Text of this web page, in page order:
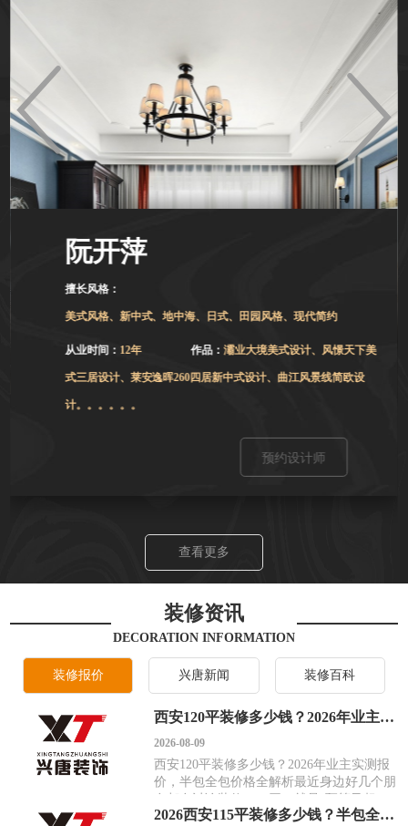
樊伟
擅长风格：
现代简约、美式风格、田园风格、日
阮开萍
擅长风格：
美式风格、新中式、地中海、日式、田园风格、现代简约
从业时间： 12年 作品：灞业大境美式设计、风憬天下美
式三居设计、莱安逸晖260四居新中式设计、曲江风景线简欧设
计。。。。。。
预约设计师
查看更多
装修资讯
DECORATION INFORMATION
装修报价 兴唐新闻 装修百科
西安120平装修多少钱？2026年业主实测报价，半包全包价格全解析
2026-08-09
西安120平装修多少钱？2026年业主实测报
价，半包全包价格全解析最近身边好几个朋
了”。翻看西安本地论坛，关于装修报价的
2026西安115平装修多少钱？半包全包报价表+避坑省钱全攻略